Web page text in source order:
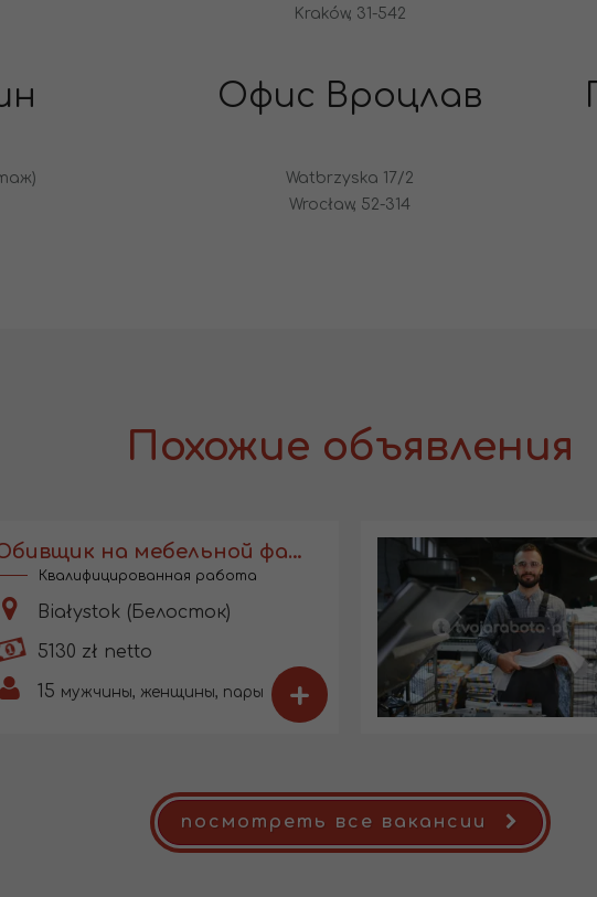
Kraków, 31-542
Офис Вроцлав
Watbrzyska 17/2
Wrocław, 52-314
Похожие объявления
Обивщик на мебельной фабрике
Квалифицированная работа
Białystok (Белосток)
5130 zł netto
15 мужчины, женщины, пары +
посмотреть все вакансии